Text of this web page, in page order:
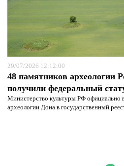
29/07/2026 12:12:00
48 памятников археологии
получили федеральный
Министерство культуры РФ официально
археологии Дона в государственный